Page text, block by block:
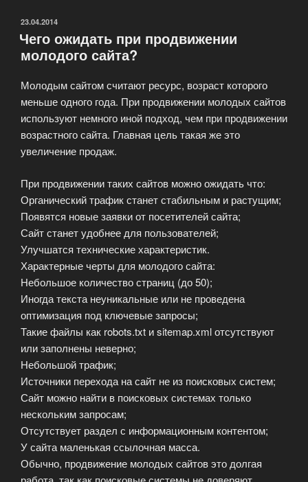
продвижение
сайта?»
ОПУБЛИКОВАНО
23.04.2014
Чего ожидать при продвижении
молодого сайта?
Молодым сайтом считают ресурс, возраст которого
меньше одного года. При продвижении молодых сайтов
используют немного иной подход, чем при продвижении
возрастного сайта. Главная цель такая же это
увеличение продаж.
При продвижении таких сайтов можно ожидать что:
Органический трафик станет стабильным и растущим;
Появятся новые заявки от посетителей сайта;
Сайт станет удобнее для пользователей;
Улучшатся технические характеристик.
Характерные черты для молодого сайта:
Небольшое количество страниц (до 50);
Иногда текста неуникальные или не проведена
оптимизация под ключевые запросы;
Такие файлы как robots.txt и sitemap.xml отсутствуют
или заполнены неверно;
Небольшой трафик;
Источники перехода на сайт не из поисковых систем;
Сайт можно найти в поисковых системах только
нескольким запросам;
Отсутствует раздел с информационным контентом;
У сайта маленькая ссылочная масса.
Обычно, продвижение молодых сайтов это долгая